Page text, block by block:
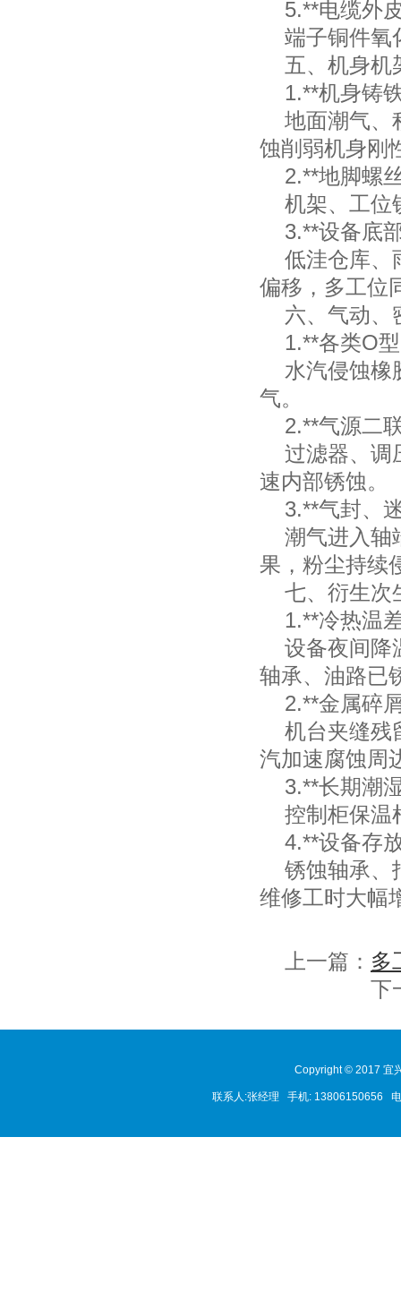
5.**电缆外
端子铜件氧
五、机身机
1.**机身铸
地面潮气、
蚀削弱机身刚
2.**地脚螺
机架、工位
3.**设备底
低洼仓库、
偏移，多工位
六、气动、
1.**各类O型
水汽侵蚀橡
气。
2.**气源二
过滤器、调
速内部锈蚀。
3.**气封、
潮气进入轴
果，粉尘持续
七、衍生次
1.**冷热温
设备夜间降
轴承、油路已
2.**金属碎
机台夹缝残
汽加速腐蚀周
3.**长期潮
控制柜保温
4.**设备存
锈蚀轴承、
维修工时大幅
上一篇： 多
下
Copyright © 2017 宜
联系人:张经理 手机: 13806150656